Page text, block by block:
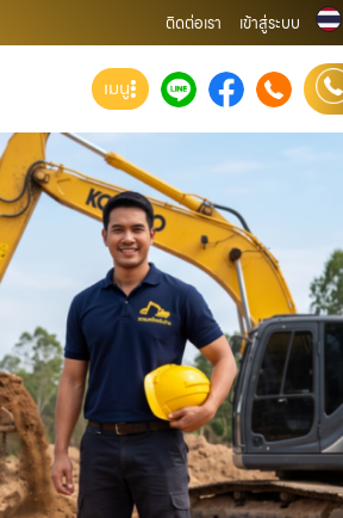
ติดต่อเรา เข้าสู่ระบบ
เมนู